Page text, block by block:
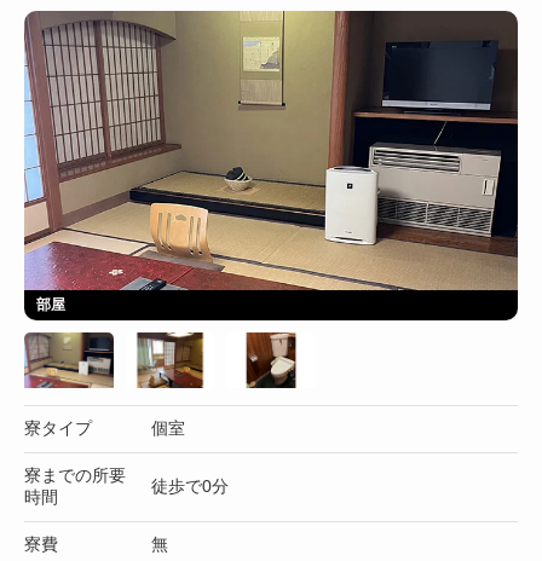
部屋
寮タイプ 個室
寮までの所要
時間
徒歩で0分
寮費 無